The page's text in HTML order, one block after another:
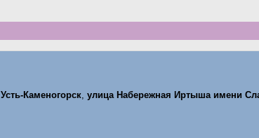
Усть-Каменогорск, улица Набережная Иртыша имени